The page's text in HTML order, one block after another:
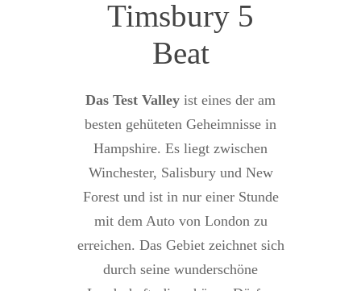
Timsbury 5
Beat
Das Test Valley ist eines der am
besten gehüteten Geheimnisse in
Hampshire. Es liegt zwischen
Winchester, Salisbury und New
Forest und ist in nur einer Stunde
mit dem Auto von London zu
erreichen. Das Gebiet zeichnet sich
durch seine wunderschöne